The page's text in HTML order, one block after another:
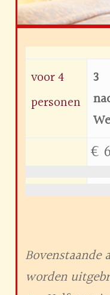
voor 4
personen
3
€
Bovenstaande
worden